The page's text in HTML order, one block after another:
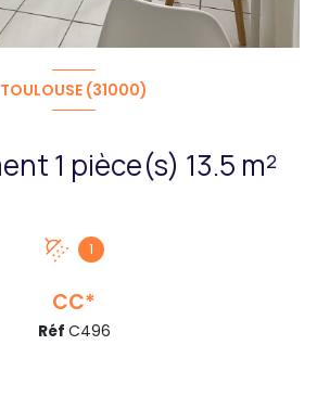
TOULOUSE (31000)
Appartement 1 pièce(s) 13.5 m²
1
CC*
Réf C496